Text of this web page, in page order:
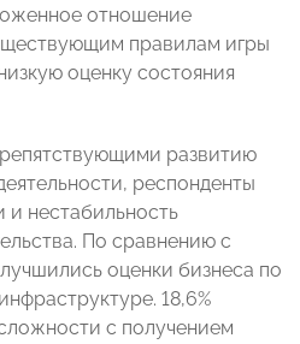
отношение
правилам игры
оценку состояния
развитию
респонденты
и нестабильность
По сравнению с
оценки бизнеса по
18,6%
с получением